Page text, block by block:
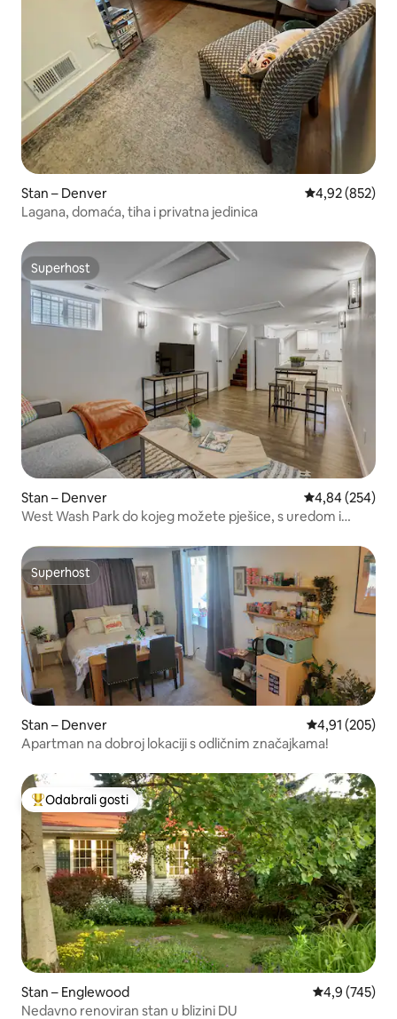
Stan – Denver Prosječna
4,92 (852)
Lagana, domaća, tiha i privatna jedinica
Superhost
Superhost
Stan – Denver Prosječna
4,84 (254)
West Wash Park do kojeg možete pješice, s uredom i
Superhost
Superhost
Stan – Denver Prosječna
4,91 (205)
Apartman na dobroj lokaciji s odličnim značajkama!
Među najviše rangiranima s oznakom „Odabrali gosti”
Odabrali gosti
Stan – Englewood Prosječna
4,9 (745)
Nedavno renoviran stan u blizini DU